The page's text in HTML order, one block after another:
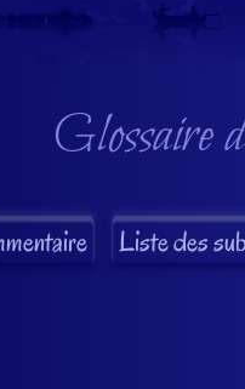
Glossaire
Liste des